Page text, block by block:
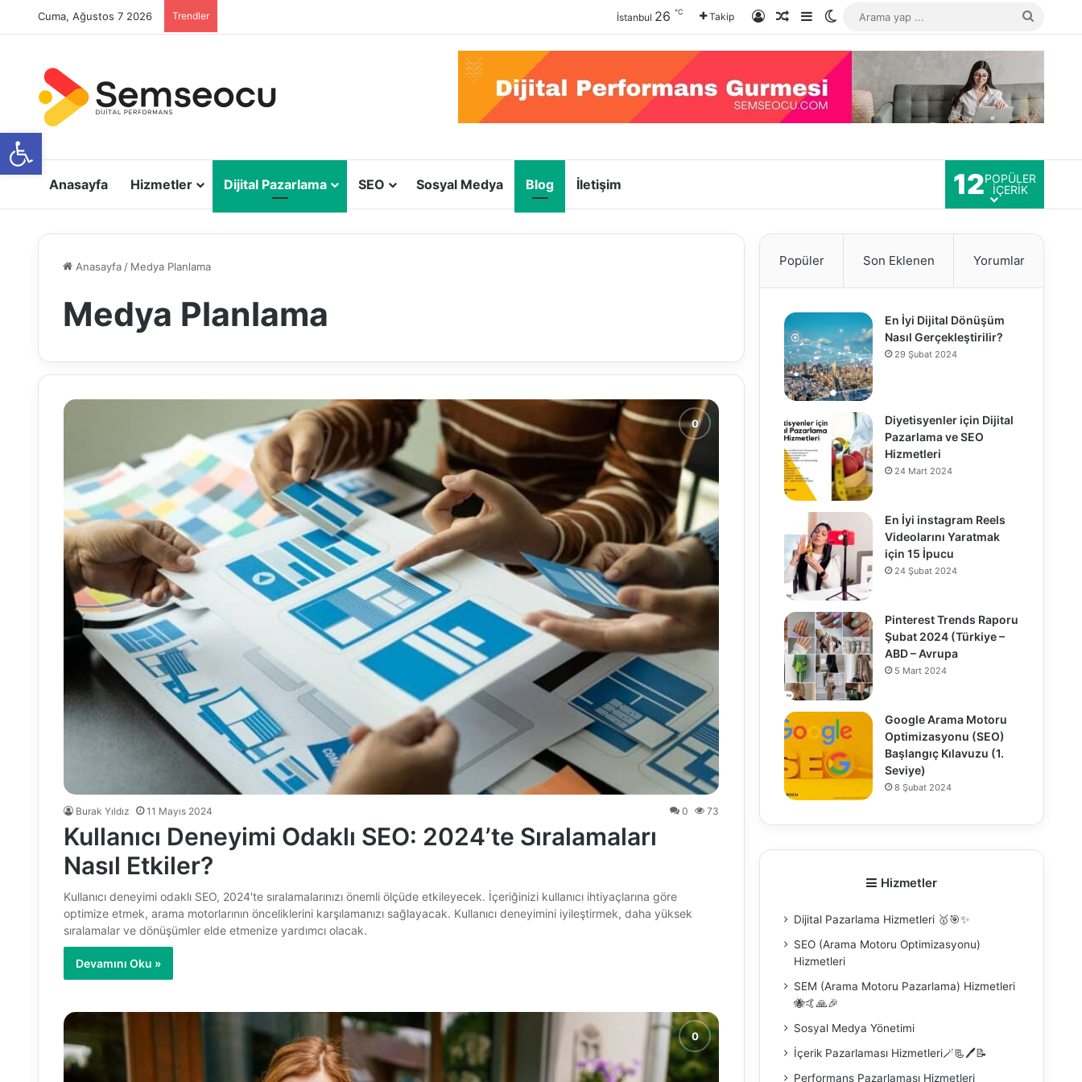
Cuma, Ağustos 7 2026 Trendler İstanbul 26 ℃ Takip Kayıt OlRastgele Makale
Kenar Bölmesi
Dış görünümü değiştir
Anasayfa Hizmetler Dijital Pazarlama SEO Sosyal Medya Blog İletişim 12POPÜLER
İÇERIK
Anasayfa / Medya Planlama
Medya Planlama
Burak Yıldız 11 Mayıs 2024 0 73
Kullanıcı Deneyimi Odaklı SEO: 2024’te Sıralamaları
Nasıl Etkiler?
Kullanıcı deneyimi odaklı SEO, 2024'te sıralamalarınızı önemli ölçüde etkileyecek. İçeriğinizi kullanıcı ihtiyaçlarına göre
optimize etmek, arama motorlarının önceliklerini karşılamanızı sağlayacak. Kullanıcı deneyimini iyileştirmek, daha yüksek
sıralamalar ve dönüşümler elde etmenize yardımcı olacak.
Devamını Oku »
Popüler Son Eklenen Yorumlar
En İyi Dijital Dönüşüm
Nasıl Gerçekleştirilir?
29 Şubat 2024
Diyetisyenler için Dijital
Pazarlama ve SEO
Hizmetleri
24 Mart 2024
En İyi instagram Reels
Videolarını Yaratmak
için 15 İpucu
24 Şubat 2024
Pinterest Trends Raporu
Şubat 2024 (Türkiye –
ABD – Avrupa
5 Mart 2024
0
Google Arama Motoru
Optimizasyonu (SEO)
Başlangıç Kılavuzu (1.
Seviye)
8 Şubat 2024
Hizmetler
Dijital Pazarlama Hizmetleri 🥇🎯✨
SEO (Arama Motoru Optimizasyonu)
Hizmetleri
SEM (Arama Motoru Pazarlama) Hizmetleri
🐝🤙🙏🎉
Sosyal Medya Yönetimi
İçerik Pazarlaması Hizmetleri🪄📃🖊️📝
Performans Pazarlaması Hizmetleri
Open toolbar